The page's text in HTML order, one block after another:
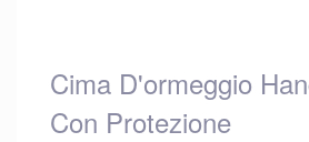
di
immagini
Cima D'ormeggio
Con Protezione